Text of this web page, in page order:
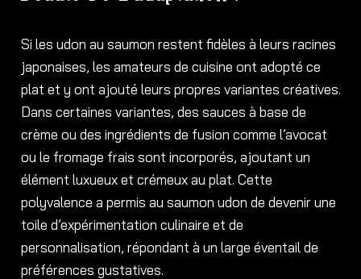
Si les udon au saumon restent fidèles à leurs racines
japonaises, les amateurs de cuisine ont adopté ce
plat et y ont ajouté leurs propres variantes créatives.
Dans certaines variantes, des sauces à base de
crème ou des ingrédients de fusion comme l’avocat
ou le fromage frais sont incorporés, ajoutant un
élément luxueux et crémeux au plat. Cette
polyvalence a permis au saumon udon de devenir une
toile d’expérimentation culinaire et de
personnalisation, répondant à un large éventail de
préférences gustatives.